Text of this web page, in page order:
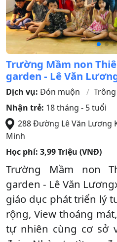
Trường Mầm non
garden - Lê Văn
Dịch vụ: Đón muộn
Nhận trẻ: 18 tháng - 5 tuổi
288 Đường Lê Văn Lương
Minh
Học phí: 3,99 Triệu (VNĐ)
Trường Mầm non
garden - Lê Văn
giáo dục phát triển lý
rộng, View thoáng
tự nhiên cùng cơ sở